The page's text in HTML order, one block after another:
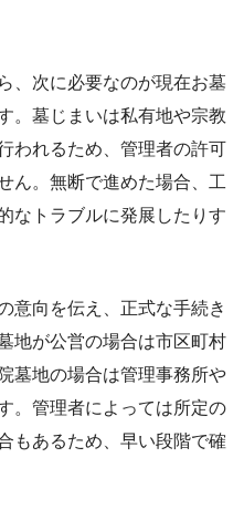
、次に必要なのが現在お墓
。墓じまいは私有地や宗教
われるため、管理者の許可
ん。無断で進めた場合、工
なトラブルに発展したりす
意向を伝え、正式な手続き
地が公営の場合は市区町村
墓地の場合は管理事務所や
。管理者によっては所定の
もあるため、早い段階で確